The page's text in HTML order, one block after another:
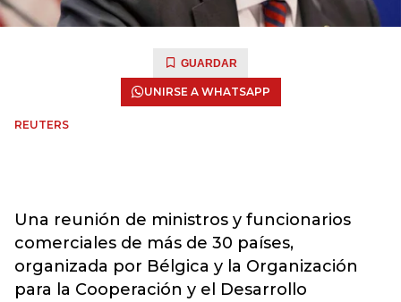
GUARDAR
UNIRSE A WHATSAPP
REUTERS
Una reunión de ministros y funcionarios
comerciales de más de 30 países,
organizada por Bélgica y la Organización
para la Cooperación y el Desarrollo